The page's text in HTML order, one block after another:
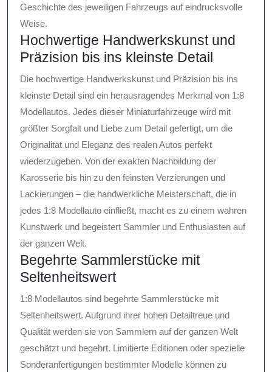
Geschichte des jeweiligen Fahrzeugs auf eindrucksvolle
Weise.
Hochwertige Handwerkskunst und
Präzision bis ins kleinste Detail
Die hochwertige Handwerkskunst und Präzision bis ins
kleinste Detail sind ein herausragendes Merkmal von 1:8
Modellautos. Jedes dieser Miniaturfahrzeuge wird mit
größter Sorgfalt und Liebe zum Detail gefertigt, um die
Originalität und Eleganz des realen Autos perfekt
wiederzugeben. Von der exakten Nachbildung der
Karosserie bis hin zu den feinsten Verzierungen und
Lackierungen – die handwerkliche Meisterschaft, die in
jedes 1:8 Modellauto einfließt, macht es zu einem wahren
Kunstwerk und begeistert Sammler und Enthusiasten auf
der ganzen Welt.
Begehrte Sammlerstücke mit
Seltenheitswert
1:8 Modellautos sind begehrte Sammlerstücke mit
Seltenheitswert. Aufgrund ihrer hohen Detailtreue und
Qualität werden sie von Sammlern auf der ganzen Welt
geschätzt und begehrt. Limitierte Editionen oder spezielle
Sonderanfertigungen bestimmter Modelle können zu